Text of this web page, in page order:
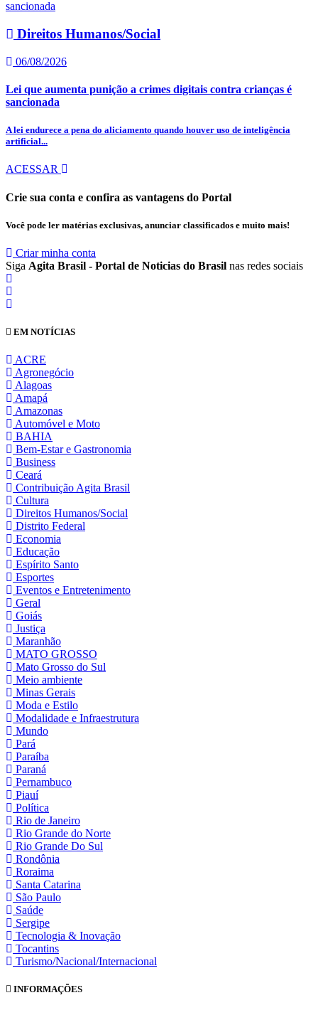
Direitos Humanos/Social
06/08/2026
Lei que aumenta punição a crimes digitais contra crianças é
sancionada
A lei endurece a pena do aliciamento quando houver uso de inteligência
artificial...
ACESSAR
Crie sua conta e confira as vantagens do Portal
Você pode ler matérias exclusivas, anunciar classificados e muito mais!
Criar minha conta
Siga Agita Brasil - Portal de Noticias do Brasil nas redes sociais
EM NOTÍCIAS
ACRE
Agronegócio
Alagoas
Amapá
Amazonas
Automóvel e Moto
BAHIA
Bem-Estar e Gastronomia
Business
Ceará
Contribuição Agita Brasil
Cultura
Direitos Humanos/Social
Distrito Federal
Economia
Educação
Espírito Santo
Esportes
Eventos e Entretenimento
Geral
Goiás
Justiça
Maranhão
MATO GROSSO
Mato Grosso do Sul
Meio ambiente
Minas Gerais
Moda e Estilo
Modalidade e Infraestrutura
Mundo
Pará
Paraíba
Paraná
Pernambuco
Piauí
Política
Rio de Janeiro
Rio Grande do Norte
Rio Grande Do Sul
Rondônia
Roraima
Santa Catarina
São Paulo
Saúde
Sergipe
Tecnologia & Inovação
Tocantins
Turismo/Nacional/Internacional
INFORMAÇÕES